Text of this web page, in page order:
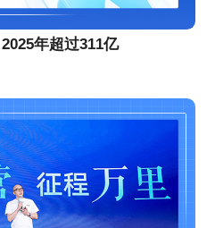
年超过311亿